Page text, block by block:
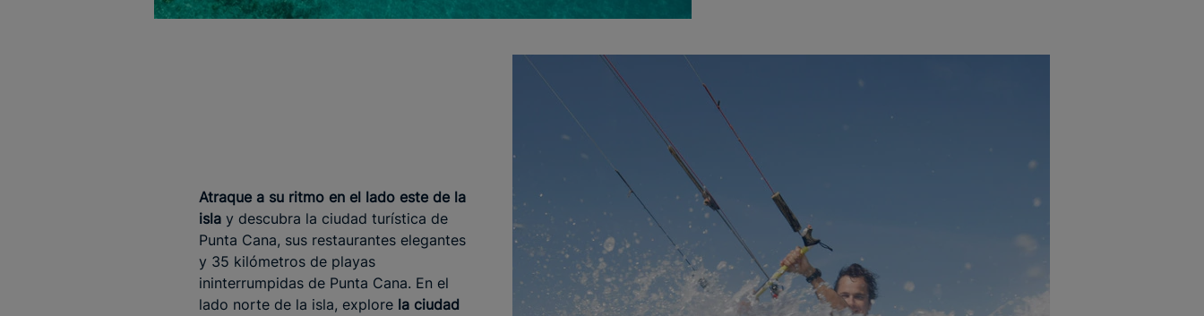
Atraque a su ritmo en el lado este de la
isla y descubra la ciudad turística de
Punta Cana, sus restaurantes elegantes
y 35 kilómetros de playas
ininterrumpidas de Punta Cana. En el
lado norte de la isla, explore la ciudad